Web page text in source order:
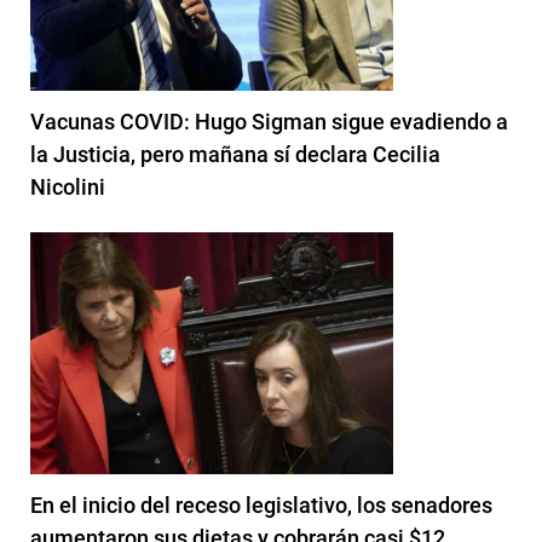
Vacunas COVID: Hugo Sigman sigue evadiendo a
la Justicia, pero mañana sí declara Cecilia
Nicolini
En el inicio del receso legislativo, los senadores